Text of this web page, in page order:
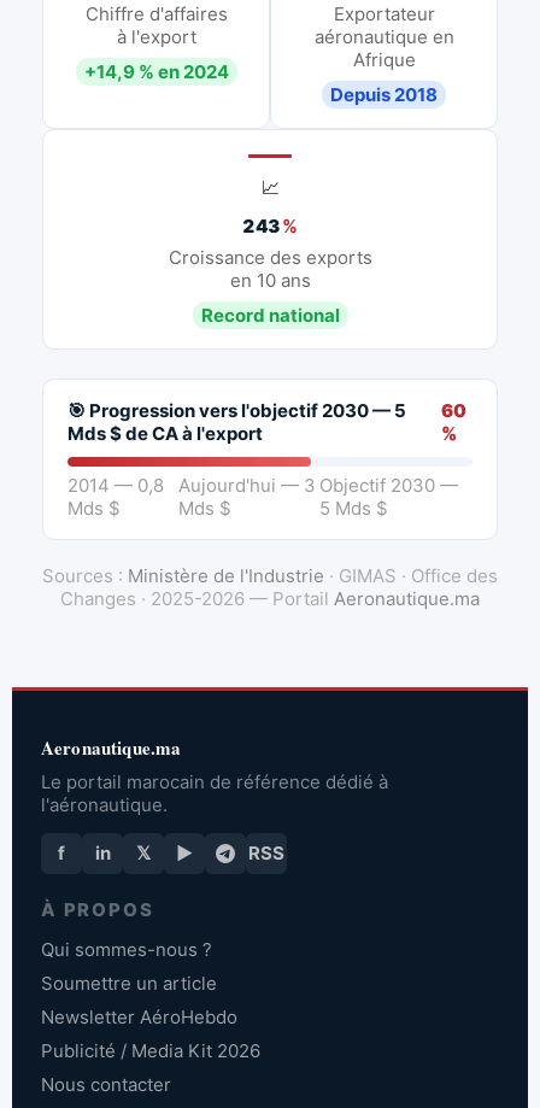
Chiffre d'affaires
à l'export
+14,9 % en 2024
Exportateur
aéronautique en
Afrique
Depuis 2018
📈
243%
Croissance des exports
en 10 ans
Record national
🎯 Progression vers l'objectif 2030 — 5
Mds $ de CA à l'export
60
%
2014 — 0,8
Mds $
Aujourd'hui — 3
Mds $
Objectif 2030 —
5 Mds $
Sources : Ministère de l'Industrie · GIMAS · Office des
Changes · 2025-2026 — Portail Aeronautique.ma
Aeronautique.ma
Le portail marocain de référence dédié à
l'aéronautique.
f in 𝕏 ▶ RSS
À PROPOS
Qui sommes-nous ?
Soumettre un article
Newsletter AéroHebdo
Publicité / Media Kit 2026
Nous contacter